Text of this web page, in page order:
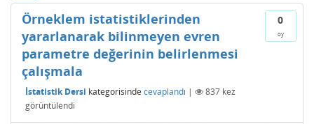
0
oy
Örneklem istatistiklerinden
yararlanarak bilinmeyen evren
parametre değerinin belirlenmesi
çalışmala
İstatistik Dersi kategorisinde cevaplandı | 837 kez
görüntülendi